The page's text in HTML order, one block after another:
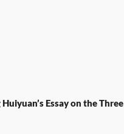
Essay on the Three